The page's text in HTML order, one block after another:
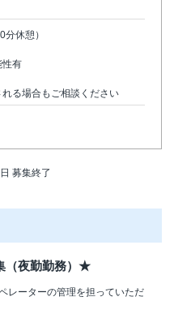
休憩）
有
る場合もご相談ください
募集終了
（夜勤勤務）★
レーターの管理を担っていただ